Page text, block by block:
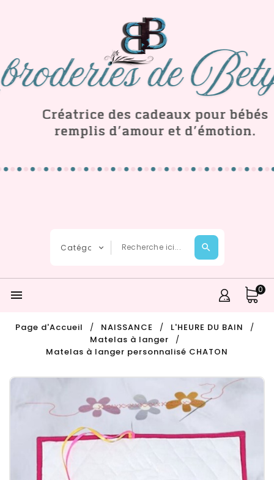
 0
Page d'Accueil NAISSANCE
L'HEURE DU BAIN
Matelas à langer
Matelas à langer personnalisé CHATON